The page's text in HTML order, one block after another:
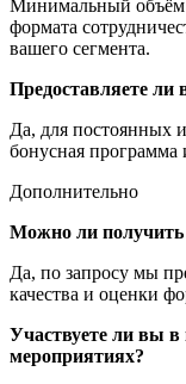
Минимальный объём
формата
вашего сегмента.
Предоставляете ли
Да, для постоянных
бонусная
Дополнительно
Можно ли получить
Да, по запросу мы
качества и оценки
Участвуете ли вы
мероприятиях?